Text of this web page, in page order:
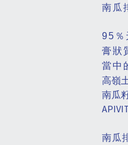
南瓜
95％
膏狀
當中
高嶺
南瓜
南瓜